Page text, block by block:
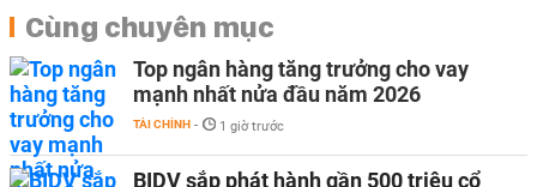
Cùng chuyên mục
Top ngân hàng tăng trưởng cho vay
mạnh nhất nửa đầu năm 2026
TÀI CHÍNH - 1 giờ trước
BIDV sắp phát hành gần 500 triệu cổ